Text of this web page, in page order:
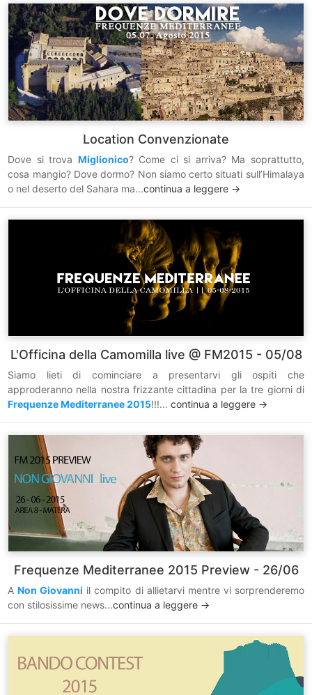
Location Convenzionate
Dove si trova Miglionico? Come ci si arriva? Ma soprattutto,
cosa mangio? Dove dormo? Non siamo certo situati sull’Himalaya
o nel deserto del Sahara ma...continua a leggere ->
L'Officina della Camomilla live @ FM2015 - 05/08
Siamo lieti di cominciare a presentarvi gli ospiti che
approderanno nella nostra frizzante cittadina per la tre giorni di
Frequenze Mediterranee 2015!!!...continua a leggere ->
Frequenze Mediterranee 2015 Preview - 26/06
ANon Giovanni il compito di allietarvi mentre vi sorprenderemo
con stilosissime news...continua a leggere ->